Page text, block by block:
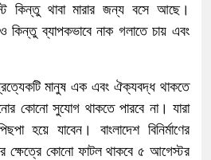
কিন্তু থাবা মারার জন্য বসে আছে।
কিন্তু ব্যাপকভাবে নাক গলাতে চায় এবং
মানুষ এক এবং ঐক্যবদ্ধ থাকতে
কোনো সুযোগ থাকতে পারবে না। যারা
হয়ে যাবেন। বাংলাদেশ বিনির্মাণের
ক্ষেত্রে কোনো ফাটল থাকবে ৫ আগেস্টর